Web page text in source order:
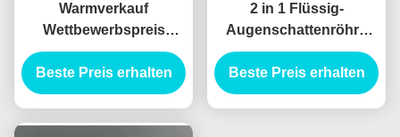
Warmverkauf
Wettbewerbspreis
Leerer Schwarzer
Augenschatten
Bleistiftröhre
Beste Preis erhalten
2 in 1 Flüssig-
Augenschattenröhre
Leere Plastik-
Augenschirrrrohre mit
Zauberstab Custom
Beste Preis erhalten